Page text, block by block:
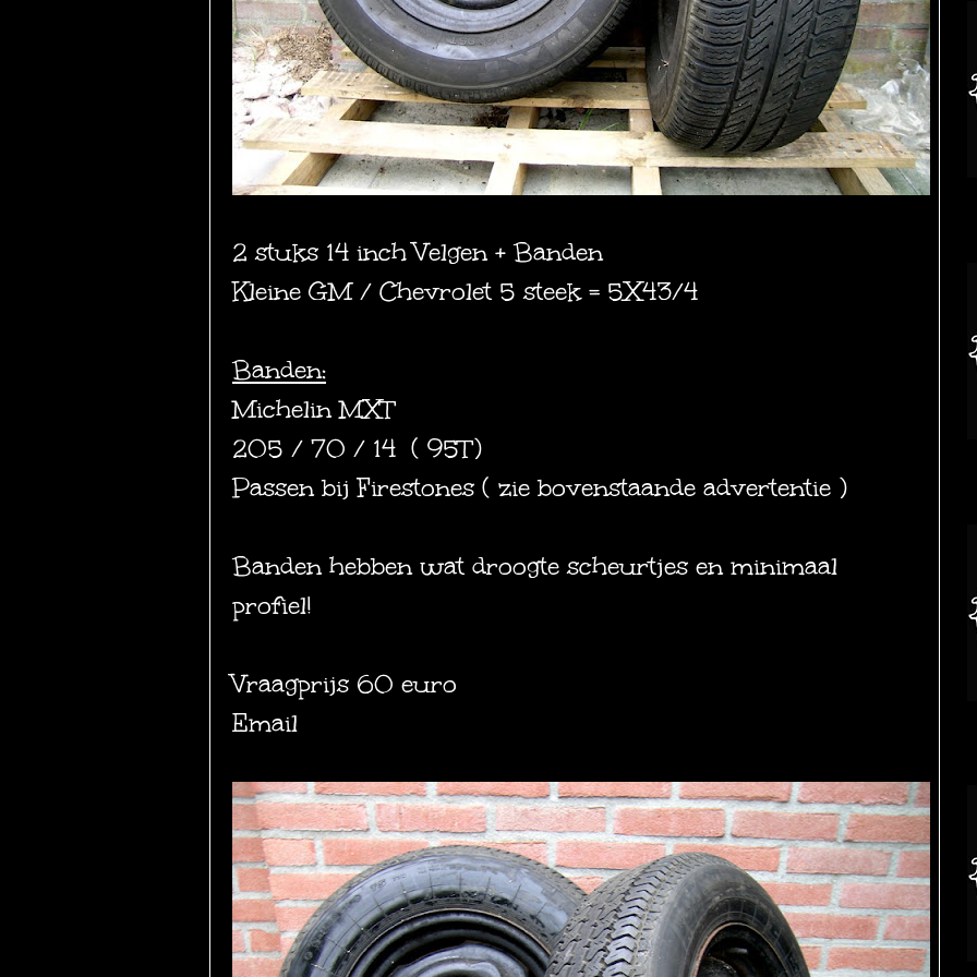
2 stuks 14 inch Velgen + Banden
Kleine GM / Chevrolet 5 steek = 5X43/4
Banden:
Michelin MXT
205 / 70 / 14 ( 95T)
Passen bij Firestones ( zie bovenstaande advertentie )
Banden hebben wat droogte scheurtjes en minimaal
profiel!
Vraagprijs 60 euro
Email